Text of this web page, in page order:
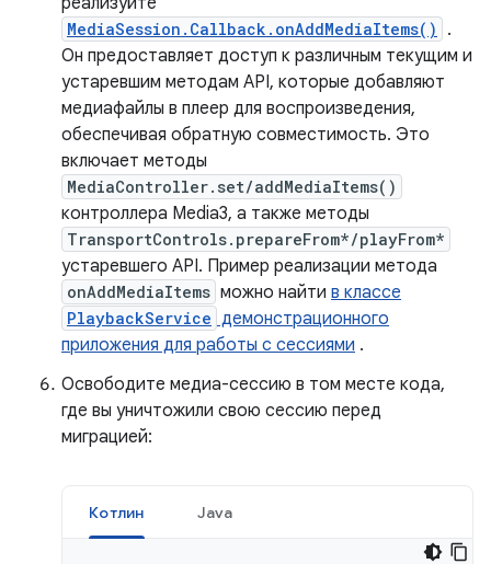
MediaSession.Callback.onAddMediaItems()
.
Он предоставляет доступ к различным текущим и
устаревшим методам API, которые добавляют
медиафайлы в плеер для воспроизведения,
обеспечивая обратную совместимость. Это
включает методы
MediaController.set/addMediaItems()
контроллера Media3, а также методы
TransportControls.prepareFrom*/playFrom*
устаревшего API. Пример реализации метода
onAddMediaItems можно найти в классе
PlaybackService демонстрационного
приложения для работы с сессиями .
Освободите медиа-сессию в том месте кода,
где вы уничтожили свою сессию перед
миграцией:
Котлин Java